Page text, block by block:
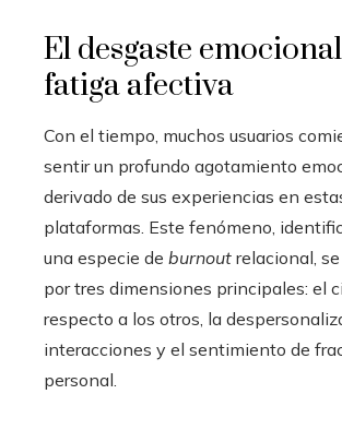
El desgaste
fatiga afectiva
Con el tiempo, muchos usuarios
sentir un profundo agotamiento
derivado de sus experiencias en
plataformas. Este fenómeno,
una especie de burnout relacional,
por tres dimensiones principales: el
respecto a los otros, la
interacciones y el sentimiento de
personal.